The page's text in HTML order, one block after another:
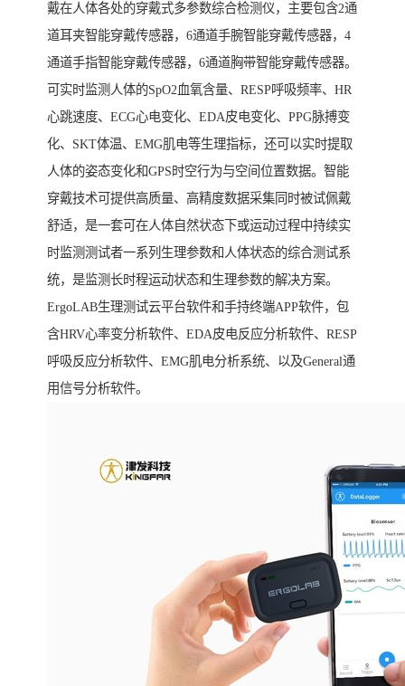
戴在人体各处的穿戴式多参数综合检测仪，主要包含2通
道耳夹智能穿戴传感器，6通道手腕智能穿戴传感器，4
通道手指智能穿戴传感器，6通道胸带智能穿戴传感器。
可实时监测人体的SpO2血氧含量、RESP呼吸频率、HR
心跳速度、ECG心电变化、EDA皮电变化、PPG脉搏变
化、SKT体温、EMG肌电等生理指标，还可以实时提取
人体的姿态变化和GPS时空行为与空间位置数据。智能
穿戴技术可提供高质量、高精度数据采集同时被试佩戴
舒适，是一套可在人体自然状态下或运动过程中持续实
时监测测试者一系列生理参数和人体状态的综合测试系
统，是监测长时程运动状态和生理参数的解决方案。
ErgoLAB生理测试云平台软件和手持终端APP软件，包
含HRV心率变分析软件、EDA皮电反应分析软件、RESP
呼吸反应分析软件、EMG肌电分析系统、以及General通
用信号分析软件。